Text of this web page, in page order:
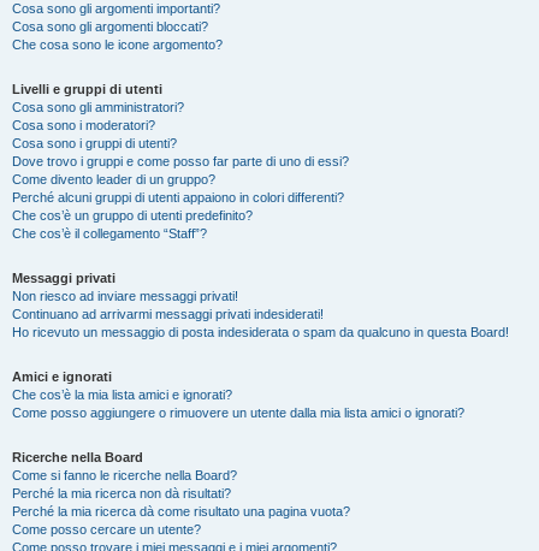
Cosa sono gli argomenti importanti?
Cosa sono gli argomenti bloccati?
Che cosa sono le icone argomento?
Livelli e gruppi di utenti
Cosa sono gli amministratori?
Cosa sono i moderatori?
Cosa sono i gruppi di utenti?
Dove trovo i gruppi e come posso far parte di uno di essi?
Come divento leader di un gruppo?
Perché alcuni gruppi di utenti appaiono in colori differenti?
Che cos’è un gruppo di utenti predefinito?
Che cos’è il collegamento “Staff”?
Messaggi privati
Non riesco ad inviare messaggi privati!
Continuano ad arrivarmi messaggi privati indesiderati!
Ho ricevuto un messaggio di posta indesiderata o spam da qualcuno in questa Board!
Amici e ignorati
Che cos’è la mia lista amici e ignorati?
Come posso aggiungere o rimuovere un utente dalla mia lista amici o ignorati?
Ricerche nella Board
Come si fanno le ricerche nella Board?
Perché la mia ricerca non dà risultati?
Perché la mia ricerca dà come risultato una pagina vuota?
Come posso cercare un utente?
Come posso trovare i miei messaggi e i miei argomenti?